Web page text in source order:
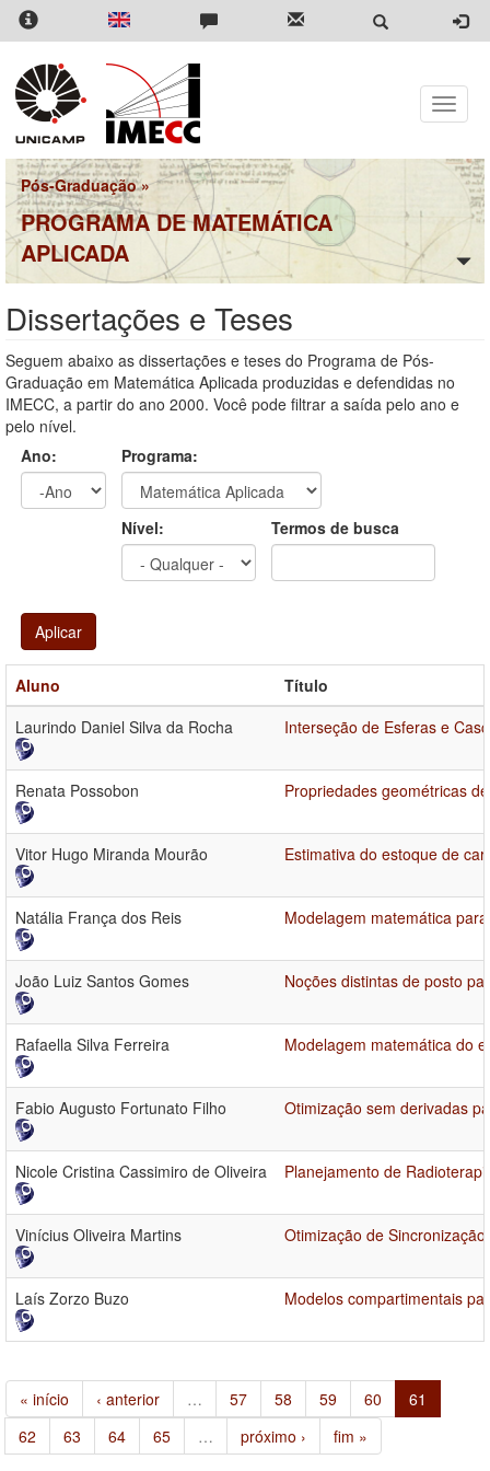
Pular
para
conteúdo
principal
Toggle
Pós-Graduação»
PROGRAMA DE MATEMÁTICA
APLICADA
Dissertações e Teses
Seguem abaixo as dissertações e teses do Programa de Pós-
Graduação em Matemática Aplicada produzidas e defendidas no
IMECC, a partir do ano 2000. Você pode filtrar a saída pelo ano e
pelo nível.
Ano:
Programa:
Nível: Termos de busca
Aplicar
Aluno
Título
Laurindo Daniel Silva da Rocha
Interseção de Esferas e
Renata Possobon Propriedades geométricas
Vitor Hugo Miranda Mourão Estimativa do estoque de
Natália França dos Reis Modelagem matemática
João Luiz Santos Gomes Noções distintas de posto
Rafaella Silva Ferreira Modelagem matemática do
Fabio Augusto Fortunato Filho Otimização sem derivadas
Nicole Cristina Cassimiro de Oliveira Planejamento de
Vinícius Oliveira Martins Otimização de
Laís Zorzo Buzo Modelos compartimentais
« início ‹ anterior … 57 58 59 60
61
62
63 64 65 … próximo › fim »